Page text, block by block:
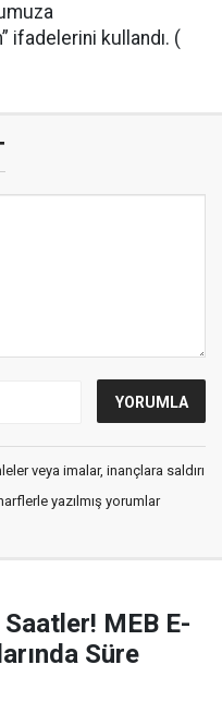
ifadelerini kullandı. (
veya imalar, inançlara saldırı
yazılmış yorumlar
MEB E-
Süre